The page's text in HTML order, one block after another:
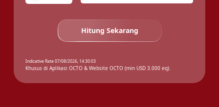
Hitung Sekarang
Indicative Rate 07/08/2026, 14:30:03
Khusus di Aplikasi OCTO & Website OCTO (min USD 3.000 eq).